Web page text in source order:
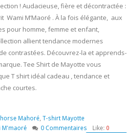
! Audacieuse, fière et décontractée :
Wami M’Maoré . À la fois élégante, aux
pour homme, femme et enfant,
allient tendance modernes
contrastées. Découvrez-la et apprends-
Tee Shirt de Mayotte vous
T shirt idéal cadeau , tendance et
courtes.
Mahoré T-shirt Mayotte
M'maoré 0 Commentaires Like:0